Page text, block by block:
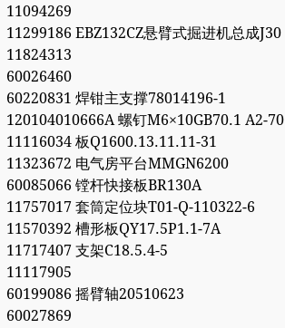
11094269
11299186 EBZ132CZ悬臂式掘进机总成J30
11824313
60026460
60220831 焊钳主支撑78014196-1
120104010666A 螺钉M6×10GB70.1 A2-70
11116034 板Q1600.13.11.11-31
11323672 电气房平台MMGN6200
60085066 镗杆快接板BR130A
11757017 套筒定位块T01-Q-110322-6
11570392 槽形板QY17.5P1.1-7A
11717407 支架C18.5.4-5
11117905
60199086 摇臂轴20510623
60027869